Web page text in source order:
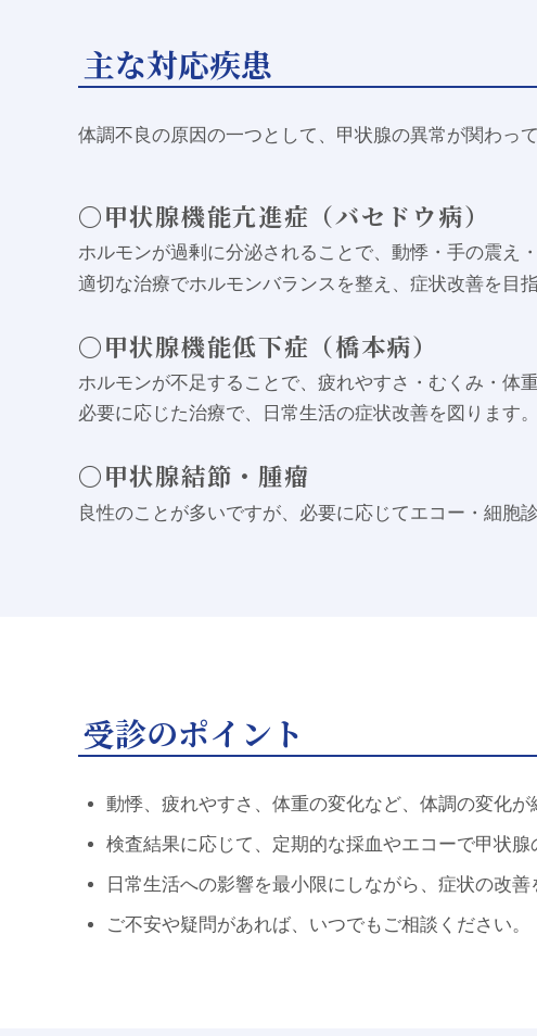
主な対応疾患
体調不良の原因の一つとして、甲状腺の異常が関わっ
〇甲状腺機能亢進症（バセドウ病）
ホルモンが過剰に分泌されることで、動悸・手の震え
適切な治療でホルモンバランスを整え、症状改善を目指
〇甲状腺機能低下症（橋本病）
ホルモンが不足することで、疲れやすさ・むくみ・体
必要に応じた治療で、日常生活の症状改善を図ります。
〇甲状腺結節・腫瘤
良性のことが多いですが、必要に応じてエコー・細胞
受診のポイント
動悸、疲れやすさ、体重の変化など、体調の変化が
検査結果に応じて、定期的な採血やエコーで甲状腺
日常生活への影響を最小限にしながら、症状の改善
ご不安や疑問があれば、いつでもご相談ください。